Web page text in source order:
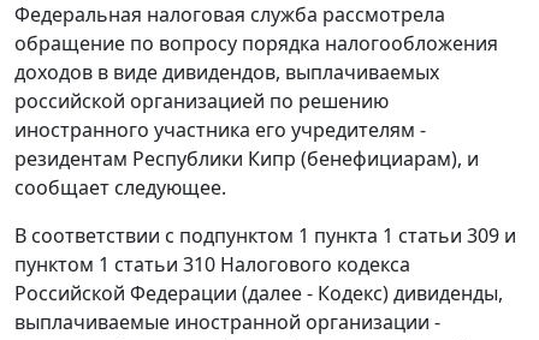
Федеральная налоговая служба рассмотрела
обращение по вопросу порядка налогообложения
доходов в виде дивидендов, выплачиваемых
российской организацией по решению
иностранного участника его учредителям -
резидентам Республики Кипр (бенефициарам), и
сообщает следующее.
В соответствии с подпунктом 1 пункта 1 статьи 309 и
пунктом 1 статьи 310 Налогового кодекса
Российской Федерации (далее - Кодекс) дивиденды,
выплачиваемые иностранной организации -